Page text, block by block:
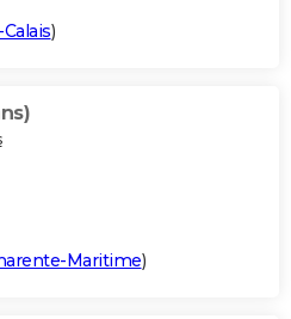
)
Maritime)